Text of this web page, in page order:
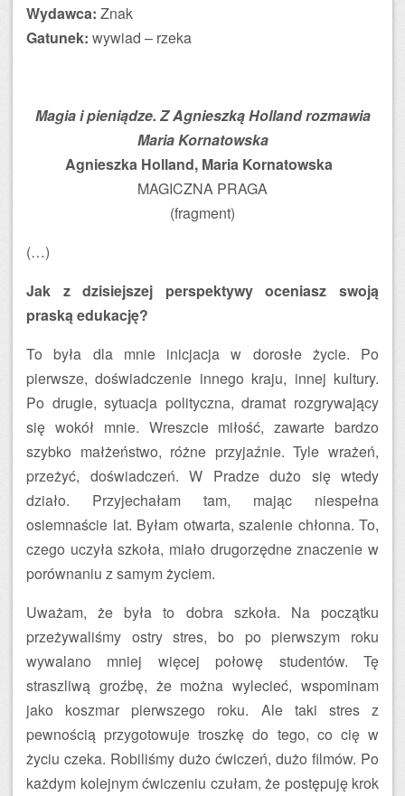
Wydawca: Znak
Gatunek: wywiad – rzeka
Magia i pieniądze. Z Agnieszką Holland rozmawia
Maria Kornatowska
Agnieszka Holland, Maria Kornatowska
MAGICZNA PRAGA
(fragment)
(…)
Jak z dzisiejszej perspektywy oceniasz swoją
praską edukację?
To była dla mnie inicjacja w dorosłe życie. Po
pierwsze, doświadczenie innego kraju, innej kultury.
Po drugie, sytuacja polityczna, dramat rozgrywający
się wokół mnie. Wreszcie miłość, zawarte bardzo
szybko małżeństwo, różne przyjaźnie. Tyle wrażeń,
przeżyć, doświadczeń. W Pradze dużo się wtedy
działo. Przyjechałam tam, mając niespełna
osiemnaście lat. Byłam otwarta, szalenie chłonna. To,
czego uczyła szkoła, miało drugorzędne znaczenie w
porównaniu z samym życiem.
Uważam, że była to dobra szkoła. Na początku
przeżywaliśmy ostry stres, bo po pierwszym roku
wywalano mniej więcej połowę studentów. Tę
straszliwą groźbę, że można wylecieć, wspominam
jako koszmar pierwszego roku. Ale taki stres z
pewnością przygotowuje troszkę do tego, co cię w
życiu czeka. Robiliśmy dużo ćwiczeń, dużo filmów. Po
każdym kolejnym ćwiczeniu czułam, że postępuję krok